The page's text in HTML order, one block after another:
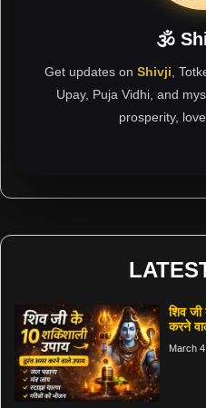
🕉
Get updates on Shivji ,
Upay, Puja Vidhi, and
prosperity,
शिव
करने
March